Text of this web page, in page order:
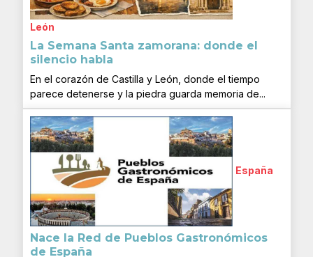
León
La Semana Santa zamorana: donde el
silencio habla
En el corazón de Castilla y León, donde el tiempo
parece detenerse y la piedra guarda memoria de...
España
Nace la Red de Pueblos Gastronómicos
de España